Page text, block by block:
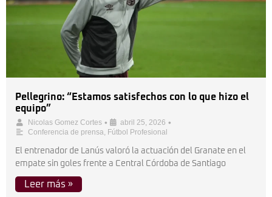
Pellegrino: “Estamos satisfechos con lo que hizo el
equipo”
Nicolas Gomez Cortes • abril 25, 2026 •
Conferencia de prensa, Fútbol Profesional
El entrenador de Lanús valoró la actuación del Granate en el
empate sin goles frente a Central Córdoba de Santiago
Leer más »